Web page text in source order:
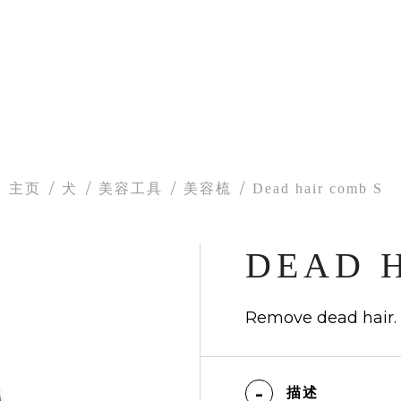
主页 犬 美容工具 美容梳 Dead hair comb S
DEAD
Remove dead hair.
描述